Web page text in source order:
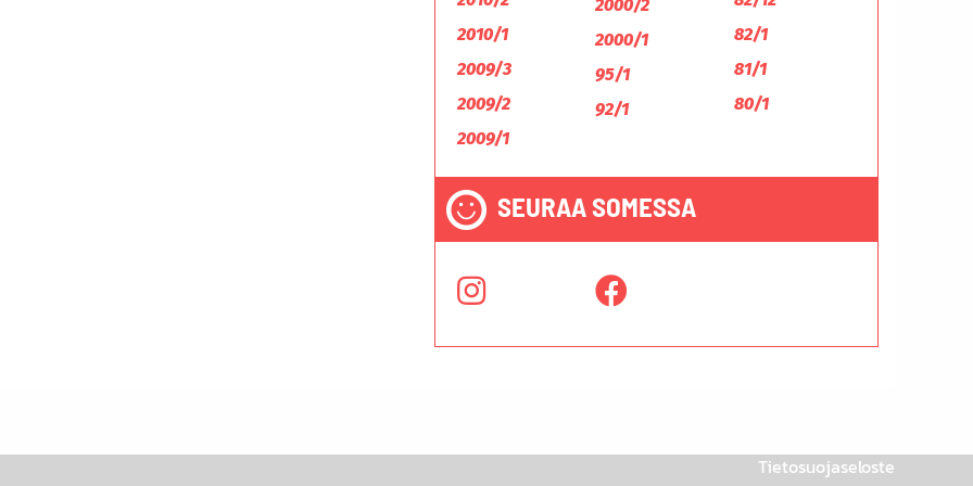
2010/1
2009/3
2009/2
2009/1
2000/2
2000/1
95/1
92/1
82/1
81/1
80/1
SEURAA SOMESSA
Tietosuojaseloste